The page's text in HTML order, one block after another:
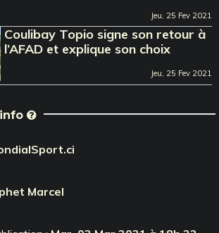
Jeu, 25 Fev 2021
Coulibay Topio signe son retour à
l’AFAD et explique son choix
Jeu, 25 Fev 2021
Marcel